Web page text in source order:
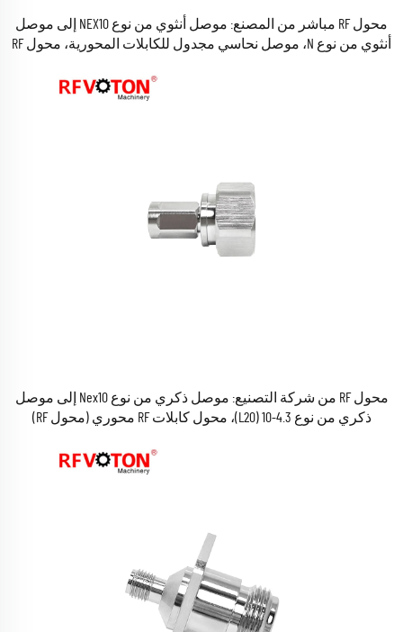
محول RF مباشر من المصنع: موصل أنثوي من نوع NEX10 إلى موصل
أنثوي من نوع N، موصل نحاسي مجدول للكابلات المحورية، محول RF
محول RF من شركة التصنيع: موصل ذكري من نوع Nex10 إلى موصل
ذكري من نوع 4.3-10 (L20)، محول كابلات RF محوري (محول RF)